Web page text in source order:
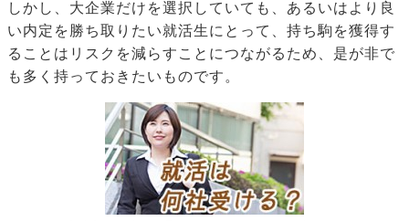
しかし、大企業だけを選択していても、あるいはより良
い内定を勝ち取りたい就活生にとって、持ち駒を獲得す
ることはリスクを減らすことにつながるため、是が非で
も多く持っておきたいものです。